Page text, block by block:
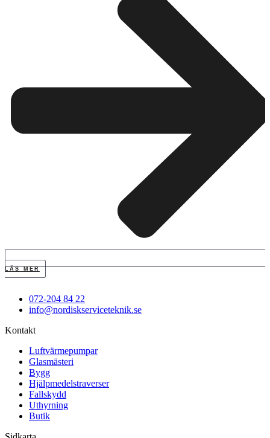
LÄS MER
072-204 84 22
info@nordiskserviceteknik.se
Kontakt
Luftvärmepumpar
Glasmästeri
Bygg
Hjälpmedelstraverser
Fallskydd
Uthyrning
Butik